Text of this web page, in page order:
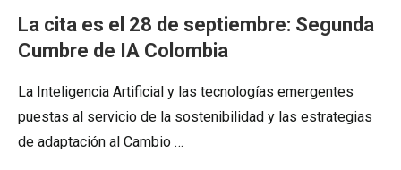
La cita es el 28 de septiembre: Segunda
Cumbre de IA Colombia
La Inteligencia Artificial y las tecnologías emergentes
puestas al servicio de la sostenibilidad y las estrategias
de adaptación al Cambio …